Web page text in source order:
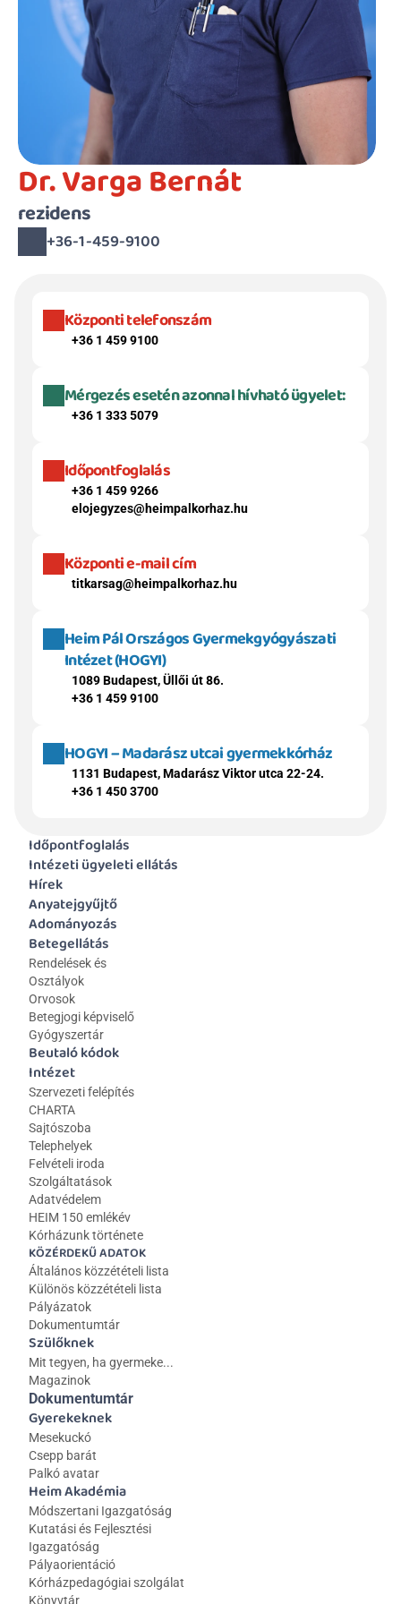
Dr. Varga Bernát
rezidens
+36-1-459-9100
Központi telefonszám
+36 1 459 9100
Mérgezés esetén azonnal hívható ügyelet:
+36 1 333 5079
Időpontfoglalás
+36 1 459 9266
elojegyzes@heimpalkorhaz.hu
Központi e-mail cím
titkarsag@heimpalkorhaz.hu
Heim Pál Országos Gyermekgyógyászati
Intézet (HOGYI)
1089 Budapest, Üllői út 86.
+36 1 459 9100
HOGYI – Madarász utcai gyermekkórház
1131 Budapest, Madarász Viktor utca 22-24.
+36 1 450 3700
Időpontfoglalás
Intézeti ügyeleti ellátás
Hírek
Anyatejgyűjtő
Adományozás
Betegellátás
Rendelések és
Osztályok
Orvosok
Betegjogi képviselő
Gyógyszertár
Beutaló kódok
Intézet
Szervezeti felépítés
CHARTA
Sajtószoba
Telephelyek
Felvételi iroda
Szolgáltatások
Adatvédelem
HEIM 150 emlékév
Kórházunk története
KÖZÉRDEKŰ ADATOK
Általános közzétételi lista
Különös közzétételi lista
Pályázatok
Dokumentumtár
Szülőknek
Mit tegyen, ha gyermeke...
Magazinok
Gyerekeknek
Mesekuckó
Csepp barát
Palkó avatar
Heim Akadémia
Módszertani Igazgatóság
Kutatási és Fejlesztési
Igazgatóság
Pályaorientáció
Kórházpedagógiai szolgálat
Könyvtár
Dokumentumtár